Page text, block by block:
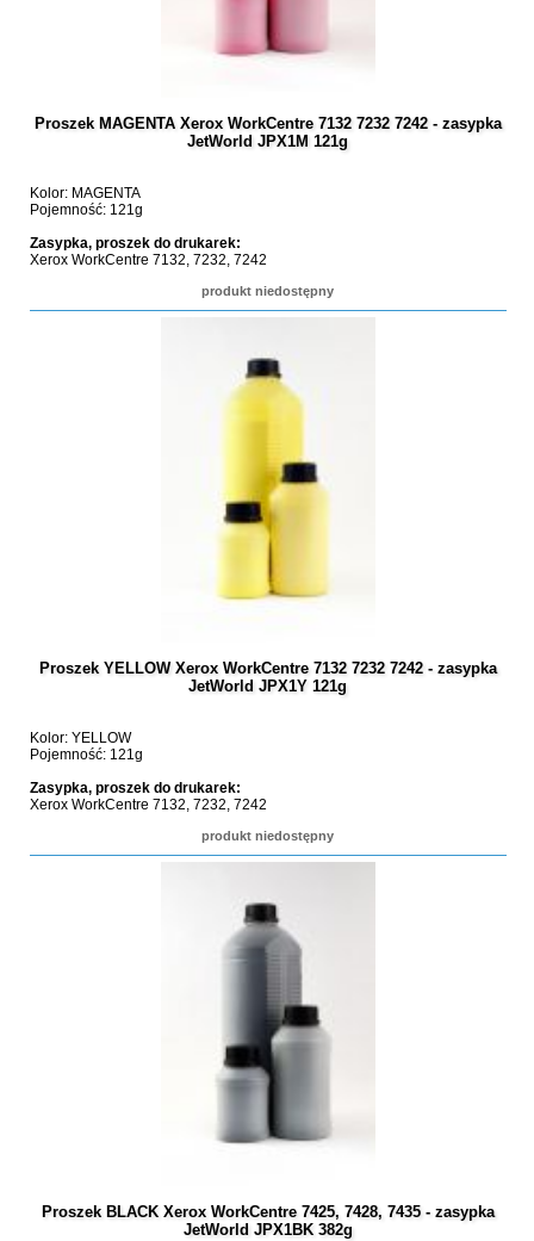
Proszek MAGENTA Xerox WorkCentre 7132 7232 7242 - zasypka
JetWorld JPX1M 121g
Kolor: MAGENTA
Pojemność: 121g
Zasypka, proszek do drukarek:
Xerox WorkCentre 7132, 7232, 7242
produkt niedostępny
Proszek YELLOW Xerox WorkCentre 7132 7232 7242 - zasypka
JetWorld JPX1Y 121g
Kolor: YELLOW
Pojemność: 121g
Zasypka, proszek do drukarek:
Xerox WorkCentre 7132, 7232, 7242
produkt niedostępny
Proszek BLACK Xerox WorkCentre 7425, 7428, 7435 - zasypka
JetWorld JPX1BK 382g